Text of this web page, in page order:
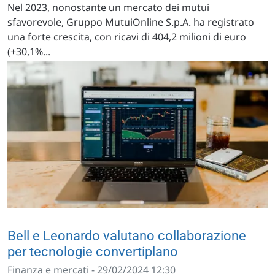
Nel 2023, nonostante un mercato dei mutui
sfavorevole, Gruppo MutuiOnline S.p.A. ha registrato
una forte crescita, con ricavi di 404,2 milioni di euro
(+30,1%...
Bell e Leonardo valutano collaborazione
per tecnologie convertiplano
Finanza e mercati - 29/02/2024 12:30